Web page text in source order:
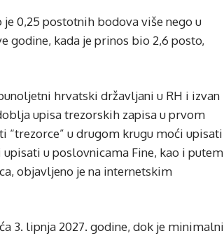
0,25 postotnih bodova više nego u
godine, kada je prinos bio 2,6 posto,
hrvatski državljani u RH i izvan
upisa trezorskih zapisa u prvom
“trezorce” u drugom krugu moći upisati
u poslovnicama Fine, kao i putem
objavljeno je na internetskim
3. lipnja 2027. godine, dok je minimalni